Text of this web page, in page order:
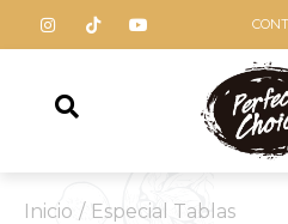
Inicio / Especial Tablas